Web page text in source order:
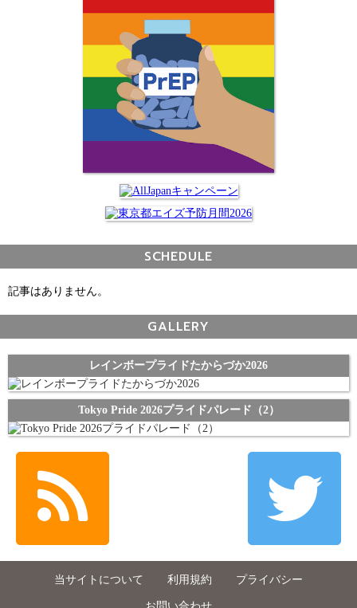
SCHEDULE
記事はありません。
GALLERY
レインボープライドたからづか2026
Tokyo Pride 2026プライドパレード（2）
当サイトについて 利用規約 プライバシー